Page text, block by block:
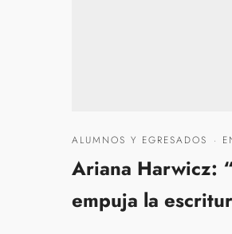
ALUMNOS Y EGRESADOS ·
Ariana Harwicz:
empuja la